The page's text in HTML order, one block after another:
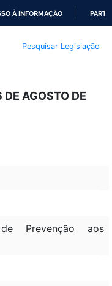
À INFORMAÇÃO
Pesquisar Legislação
DE AGOSTO DE
Prevenção aos